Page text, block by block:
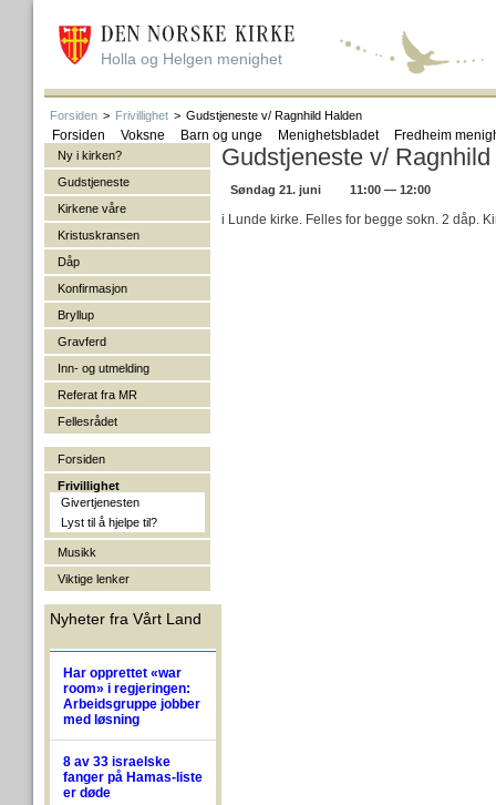
Holla og Helgen menighet
Forsiden > Frivillighet > Gudstjeneste v/ Ragnhild Halden
Forsiden Voksne Barn og unge Menighetsbladet Fredheim
Ny i kirken?
Gudstjeneste
Kirkene våre
Kristuskransen
Dåp
Konfirmasjon
Bryllup
Gravferd
Inn- og utmelding
Referat fra MR
Fellesrådet
Forsiden
Frivillighet
Givertjenesten
Lyst til å hjelpe til?
Musikk
Viktige lenker
Nyheter fra Vårt Land
Har opprettet «war
room» i regjeringen:
Arbeidsgruppe jobber
med løsning
8 av 33 israelske
fanger på Hamas-liste
er døde
Gudstjeneste v/
Søndag 21. juni 11:00 — 12:00
i Lunde kirke. Felles for begge sokn. 2 dåp.